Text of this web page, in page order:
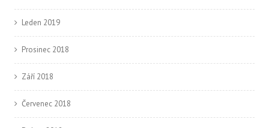
Leden 2019
Prosinec 2018
Září 2018
Červenec 2018